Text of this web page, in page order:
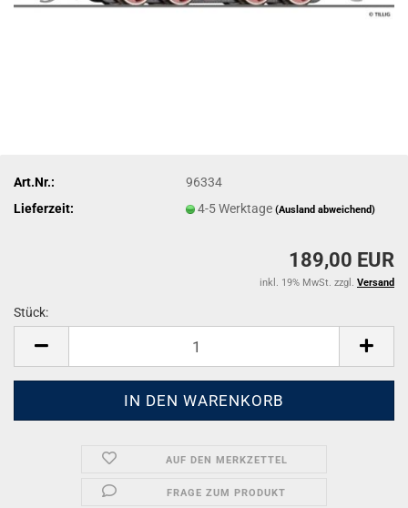
Art.Nr.:
96334
Lieferzeit:
4-5 Werktage(Ausland abweichend)
189,00 EUR
inkl. 19% MwSt. zzgl. Versand
Stück:
AUF DEN MERKZETTEL
FRAGE ZUM PRODUKT